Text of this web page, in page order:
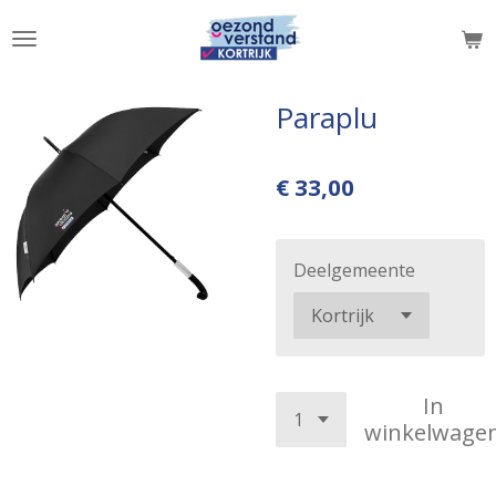
direct
hoofdinhoud
Paraplu
€ 33,00
Deelgemeente
In